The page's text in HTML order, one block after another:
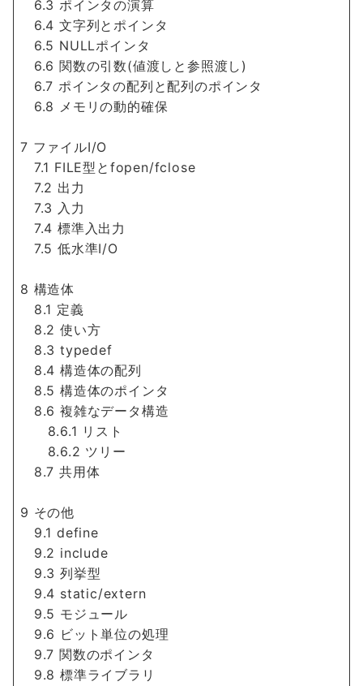
6.3 ポインタの演算
6.4 文字列とポインタ
6.5 NULLポインタ
6.6 関数の引数(値渡しと参照渡し)
6.7 ポインタの配列と配列のポインタ
6.8 メモリの動的確保
7 ファイルI/O
7.1 FILE型とfopen/fclose
7.2 出力
7.3 入力
7.4 標準入出力
7.5 低水準I/O
8 構造体
8.1 定義
8.2 使い方
8.3 typedef
8.4 構造体の配列
8.5 構造体のポインタ
8.6 複雑なデータ構造
8.6.1 リスト
8.6.2 ツリー
8.7 共用体
9 その他
9.1 define
9.2 include
9.3 列挙型
9.4 static/extern
9.5 モジュール
9.6 ビット単位の処理
9.7 関数のポインタ
9.8 標準ライブラリ